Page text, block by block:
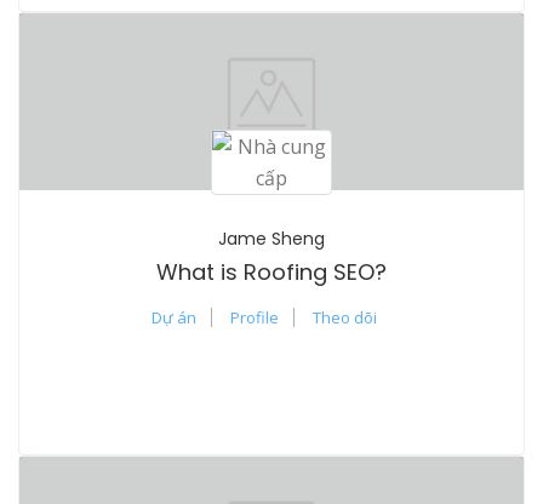
Jame Sheng
What is Roofing SEO?
Dự án Profile Theo dõi